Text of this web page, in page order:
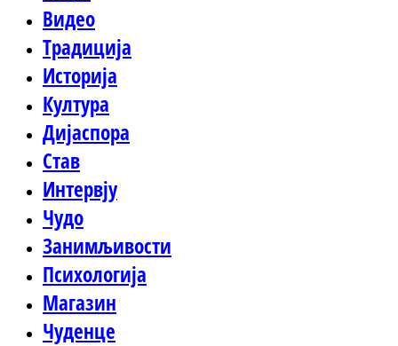
Видео
Традиција
Историја
Култура
Дијаспора
Став
Интервју
Чудо
Занимљивости
Психологија
Магазин
Чуденце